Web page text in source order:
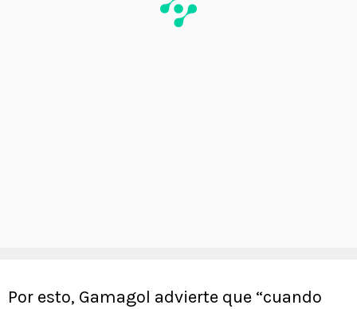
Por esto, Gamagol advierte que “cuando